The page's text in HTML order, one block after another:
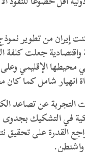
من تطوير
جعلت كلفة
محيطها الإقليمي
انهيار شامل كما
عن تصاعد
في التشكيك بجدوى
القدرة على
واشنطن.